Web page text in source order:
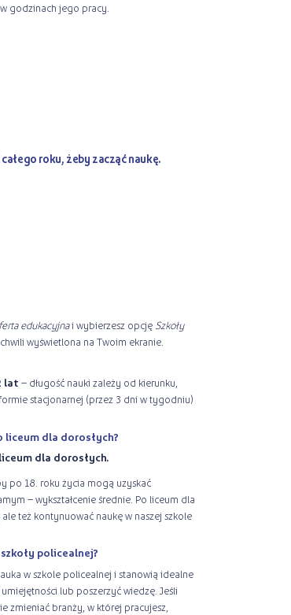
godzinach jego pracy.
roku, żeby zacząć naukę.
edukacyjnai wybierzesz opcję Szkoły
wyświetlona na Twoim ekranie.
lat – długość nauki zależy od kierunku,
stacjonarnej (przez 3 dni w tygodniu)
liceum dla dorosłych?
dla dorosłych.
po 18. roku życia mogą uzyskać
– wykształcenie średnie. Po liceum dla
też kontynuować naukę w naszej szkole
policealnej?
w szkole policealnej i stanowią idealne
lub poszerzyć wiedzę. Jeśli
zmieniać branży, w której pracujesz,